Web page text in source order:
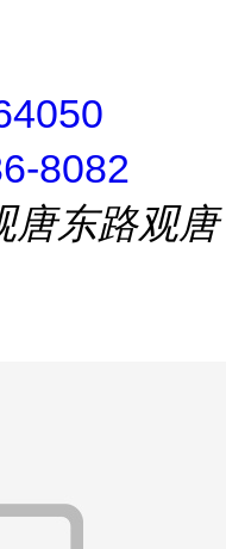
8082
唐东路观唐